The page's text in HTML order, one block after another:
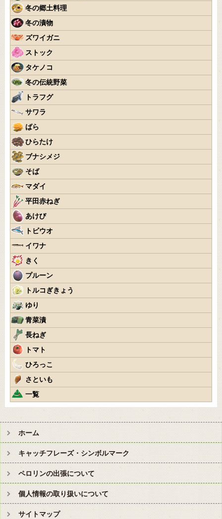
冬の郷土料理
冬の漬物
ズワイガニ
ストック
タケノコ
冬の伝統野菜
トラフグ
サワラ
ばら
ひらたけ
ブナシメジ
そば
マダイ
平田赤ねぎ
あけび
トビウオ
イワナ
きく
プルーン
トルコぎきょう
ゆり
青菜漬
長ねぎ
トマト
ひろっこ
さといも
一覧
ホーム
キャッチフレーズ・シンボルマーク
ペロリンの出張について
個人情報の取り扱いについて
サイトマップ